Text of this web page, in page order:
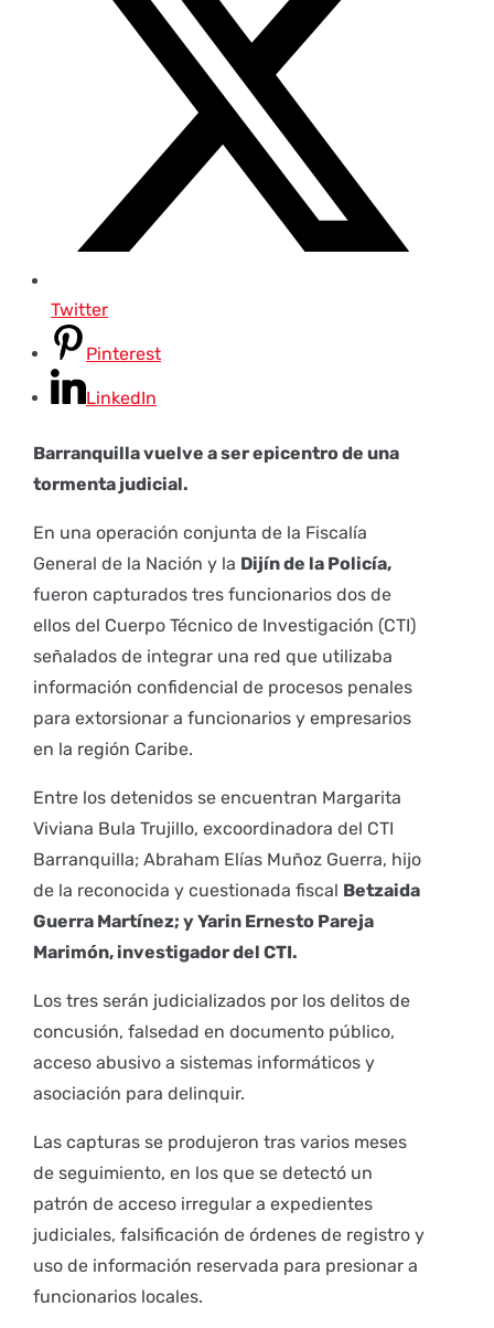
Twitter
Pinterest
LinkedIn
Barranquilla vuelve a ser epicentro de una
tormenta judicial.
En una operación conjunta de la Fiscalía
General de la Nación y la Dijín de la Policía,
fueron capturados tres funcionarios dos de
ellos del Cuerpo Técnico de Investigación (CTI)
señalados de integrar una red que utilizaba
información confidencial de procesos penales
para extorsionar a funcionarios y empresarios
en la región Caribe.
Entre los detenidos se encuentran Margarita
Viviana Bula Trujillo, excoordinadora del CTI
Barranquilla; Abraham Elías Muñoz Guerra, hijo
de la reconocida y cuestionada fiscal Betzaida
Guerra Martínez; y Yarin Ernesto Pareja
Marimón, investigador del CTI.
Los tres serán judicializados por los delitos de
concusión, falsedad en documento público,
acceso abusivo a sistemas informáticos y
asociación para delinquir.
Las capturas se produjeron tras varios meses
de seguimiento, en los que se detectó un
patrón de acceso irregular a expedientes
judiciales, falsificación de órdenes de registro y
uso de información reservada para presionar a
funcionarios locales.